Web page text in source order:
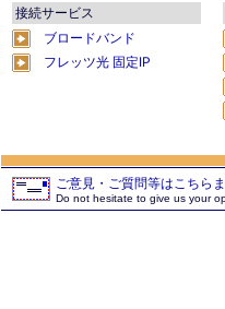
接続サービス
ブロードバンド
フレッツ光 固定IP
ご意見・ご質問等はこちら
Do not hesitate to give us your